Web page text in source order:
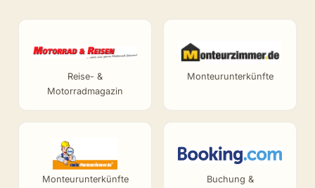
Reise- &
Motorradmagazin
Monteurunterkünfte
Monteurunterkünfte
Buchung &